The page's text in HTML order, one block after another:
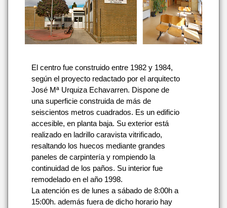
El centro fue construido entre 1982 y 1984,
según el proyecto redactado por el arquitecto
José Mª Urquiza Echavarren. Dispone de
una superficie construida de más de
seiscientos metros cuadrados. Es un edificio
accesible, en planta baja. Su exterior está
realizado en ladrillo caravista vitrificado,
resaltando los huecos mediante grandes
paneles de carpintería y rompiendo la
continuidad de los paños. Su interior fue
remodelado en el año 1998.
La atención es de lunes a sábado de 8:00h a
15:00h. además fuera de dicho horario hay